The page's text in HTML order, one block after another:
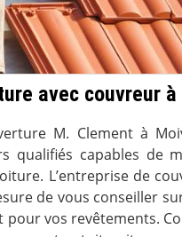
avec couvreur
M. Clement à
qualifiés capables de
L’entreprise de
de vous conseiller
pour vos revêtements.